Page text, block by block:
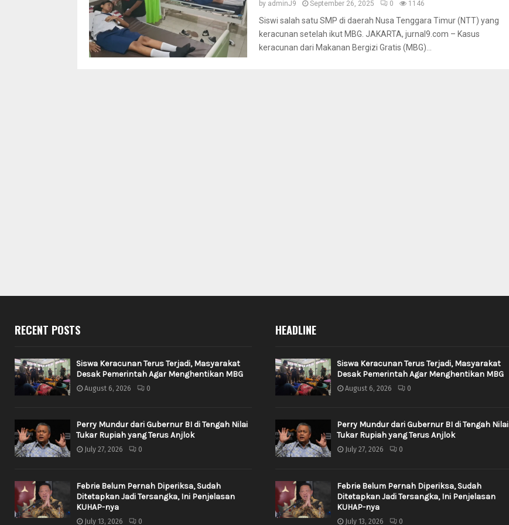
by adminJ9 September 26, 2025 0 1146
Siswi salah satu SMP di daerah Nusa Tenggara Timur (NTT) yang
keracunan setelah ikut MBG. JAKARTA, jurnal9.com – Kasus
keracunan dari Makanan Bergizi Gratis (MBG)...
RECENT POSTS
Siswa Keracunan Terus Terjadi, Masyarakat
Desak Pemerintah Agar Menghentikan MBG
August 6, 2026 0
Perry Mundur dari Gubernur BI di Tengah Nilai
Tukar Rupiah yang Terus Anjlok
July 27, 2026 0
Febrie Belum Pernah Diperiksa, Sudah
Ditetapkan Jadi Tersangka, Ini Penjelasan
KUHAP-nya
July 13, 2026 0
HEADLINE
Siswa Keracunan Terus Terjadi, Masyarakat
Desak Pemerintah Agar Menghentikan MBG
August 6, 2026 0
Perry Mundur dari Gubernur BI di Tengah Nilai
Tukar Rupiah yang Terus Anjlok
July 27, 2026 0
Febrie Belum Pernah Diperiksa, Sudah
Ditetapkan Jadi Tersangka, Ini Penjelasan
KUHAP-nya
July 13, 2026 0